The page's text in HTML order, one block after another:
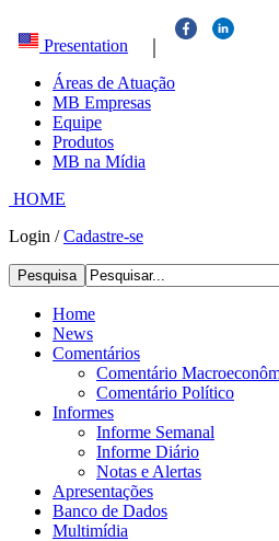
Presentation |
Áreas de Atuação
MB Empresas
Equipe
Produtos
MB na Mídia
HOME
Login /Cadastre-se
Pesquisa
Home
News
Comentários
Comentário
Comentário Político
Informes
Informe Semanal
Informe Diário
Notas e Alertas
Apresentações
Banco de Dados
Multimídia